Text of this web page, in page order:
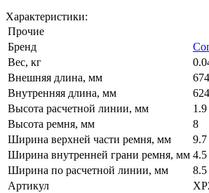
Характеристики:
Прочие
Бренд
Вес, кг
Внешняя длина, мм
674
Внутренняя длина, мм
624
Высота расчетной линии, мм
1.9
Высота ремня, мм
8
Ширина верхней части ремня, мм
9.7
Ширина внутренней грани ремня, мм 4.5
Ширина по расчетной линии, мм
8.5
Артикул